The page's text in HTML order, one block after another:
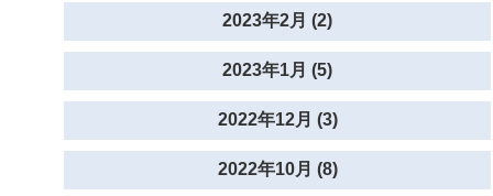
2023年2月 (2)
2023年1月 (5)
2022年12月 (3)
2022年10月 (8)